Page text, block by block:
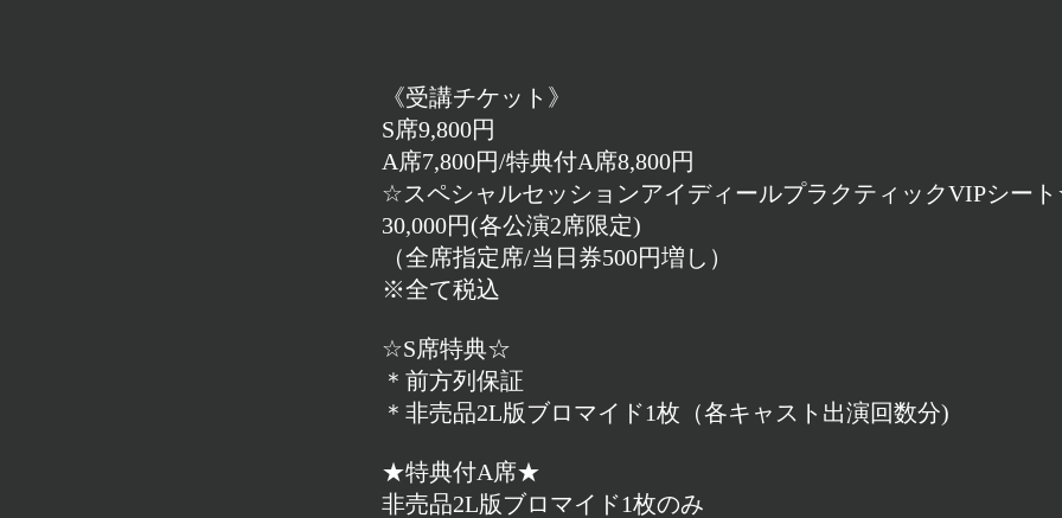
《受講チケット》
S席9,800円
A席7,800円/特典付A席8,800円
☆スペシャルセッションアイディールプラクティックVIPシー
30,000円(各公演2席限定)
（全席指定席/当日券500円増し）
※全て税込
☆S席特典☆
＊前方列保証
＊非売品2L版ブロマイド1枚（各キャスト出演回数分)
★特典付A席★
非売品2L版ブロマイド1枚のみ